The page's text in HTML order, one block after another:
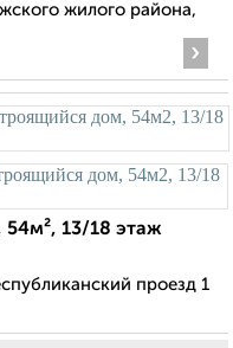
жилого района,
›
13/18 этаж
проезд 1